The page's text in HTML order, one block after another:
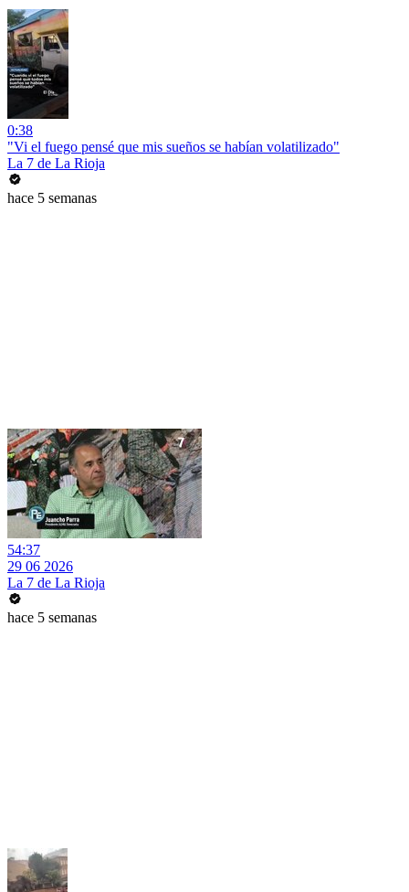
0:38
"Vi el fuego pensé que mis sueños se habían volatilizado"
La 7 de La Rioja
hace 5 semanas
54:37
29 06 2026
La 7 de La Rioja
hace 5 semanas